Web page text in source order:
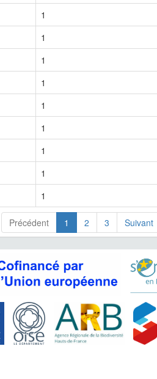
1
1
1
1
1
1
1
1
1
Précédent 1 2 3 Suivant